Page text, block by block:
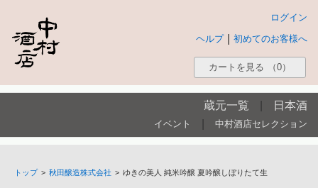
ログイン
初めてのお客様へ
ヘルプ
カートを見る （0）
蔵元一覧 日本酒
イベント 中村酒店セレクション
トップ > 秋田醸造株式会社 > ゆきの美人 純米吟醸 夏吟醸しぼりたて生